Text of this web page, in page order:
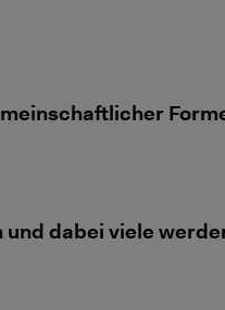
dabei viele